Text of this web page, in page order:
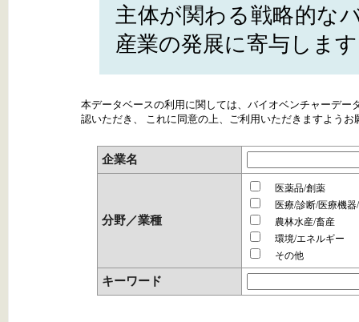
主体が関わる戦略的な
産業の発展に寄与しま
本データベースの利用に関しては、バイオベンチャーデ
認いただき、 これに同意の上、ご利用いただきますよう
企業名
分野／業種
医薬品/創薬
医療/診断/医療機器
農林水産/畜産
環境/エネルギー
その他
キーワード